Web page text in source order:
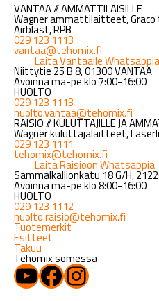
VANTAA // AMMATTILAISILLE
Wagner ammattilaitteet,
Airblast, RPB
029 123 1113
vantaa@tehomix.fi
Laita Vantaalle Whatsappia
Niittytie 25 B 8, 01300 VANTAA
Avoinna ma-pe klo 7:00-16:00
HUOLTO
029 123 1113
huolto.vantaa@tehomix.fi
RAISIO // KULUTTAJILLE JA
Wagner kuluttajalaitteet,
029 123 1111
tehomix@tehomix.fi
Laita Raisioon Whatsappia
Sammalkallionkatu 18 G/H,
Avoinna ma-pe klo 8:00-16:00
HUOLTO
029 123 1112
huolto.raisio@tehomix.fi
Tuotemerkit
Esitteet
Takuu
Tehomix somessa
YouTube
Facebook
Instagram